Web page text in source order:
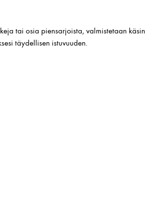
tai osia piensarjoista, valmistetaan käsin
täydellisen istuvuuden.